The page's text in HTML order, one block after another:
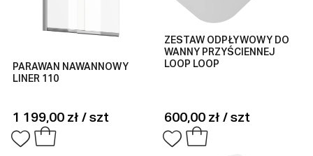
PARAWAN NAWANNOWY
LINER 110
1 199,00 zł / szt
ZESTAW ODPŁYWOWY DO
WANNY PRZYŚCIENNEJ
LOOP LOOP
600,00 zł / szt